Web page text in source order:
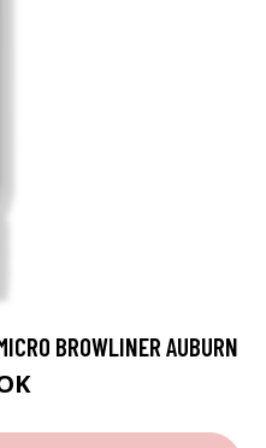
BROWLINER AUBURN